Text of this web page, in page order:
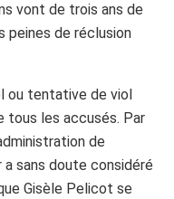
vont de trois ans de
peines de réclusion
ou tentative de viol
tous les accusés. Par
de
sans doute considéré
Gisèle Pelicot se